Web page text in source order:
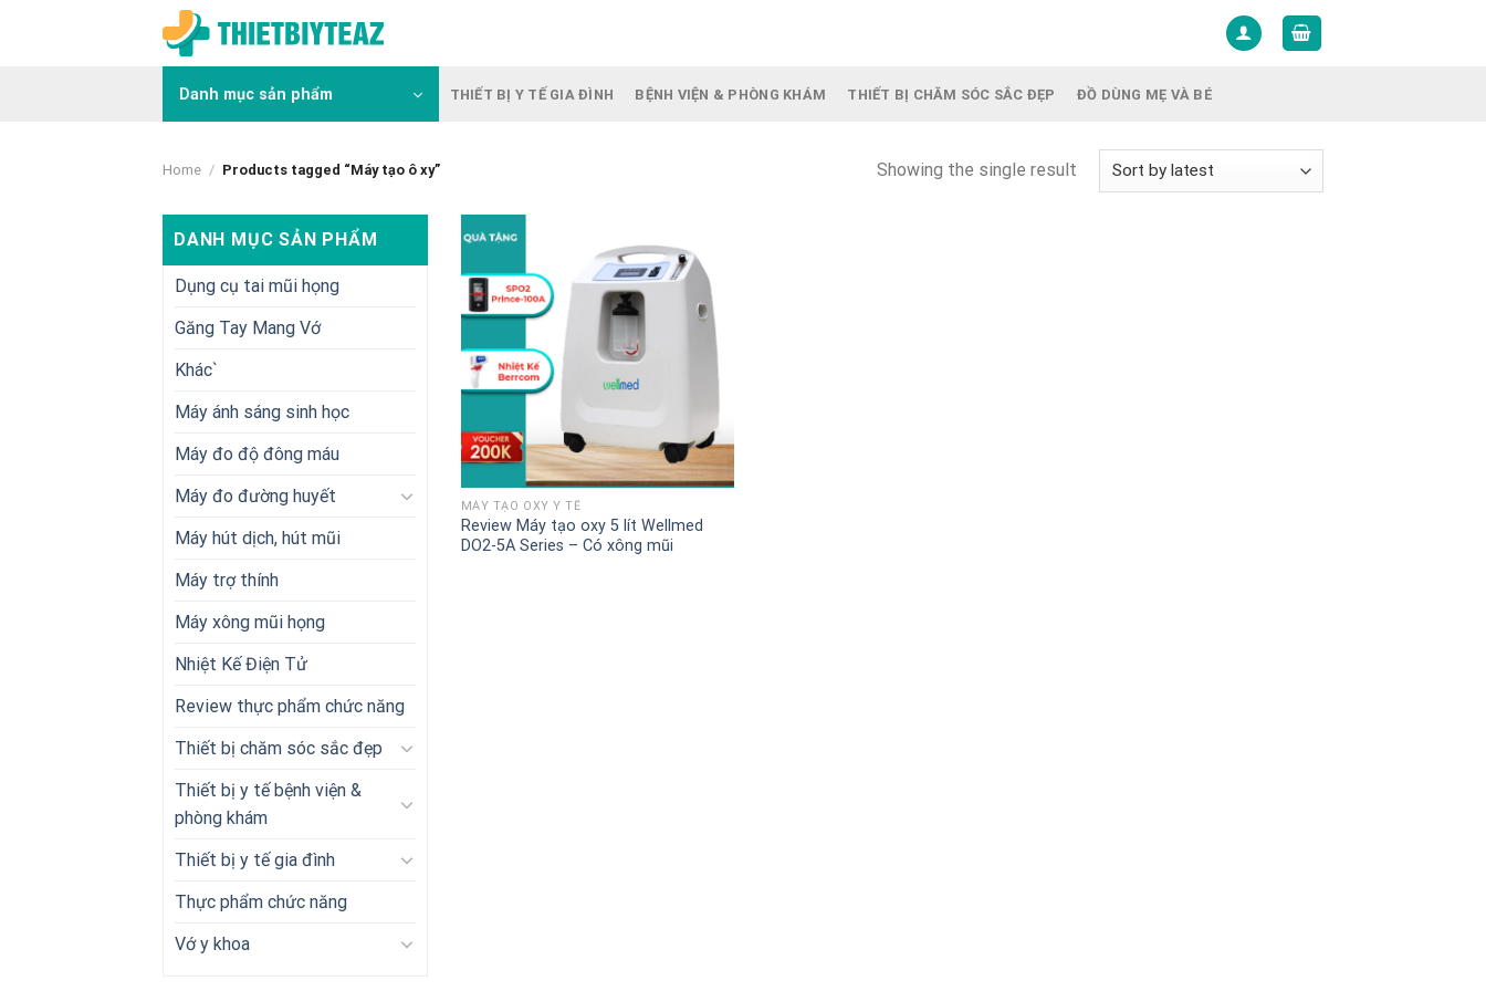
Danh mục sản phẩm THIẾT BỊ Y TẾ GIA ĐÌNH BỆNH VIỆN & PHÒNG KHÁM THIẾT BỊ CHĂM SÓC SẮC ĐẸP ĐỒ DÙNG MẸ VÀ BÉ
Home / Products tagged “Máy tạo ô xy” Showing the single result
DANH MỤC SẢN PHẨM
Dụng cụ tai mũi họng
Găng Tay Mang Vớ
Khác`
Máy ánh sáng sinh học
Máy đo độ đông máu
Máy đo đường huyết
Máy hút dịch, hút mũi
Máy trợ thính
Máy xông mũi họng
Nhiệt Kế Điện Tử
Review thực phẩm chức năng
Thiết bị chăm sóc sắc đẹp
Thiết bị y tế bệnh viện &
phòng khám
Thiết bị y tế gia đình
Thực phẩm chức năng
Vớ y khoa
+
MÁY TẠO OXY Y TẾ
Review Máy tạo oxy 5 lít Wellmed
DO2-5A Series – Có xông mũi